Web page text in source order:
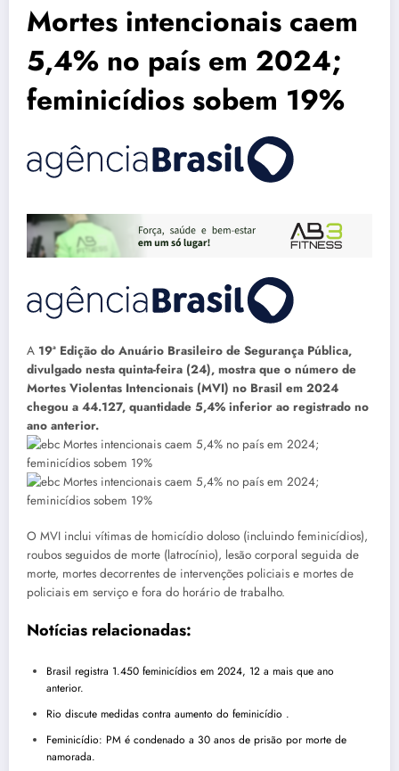
Mortes intencionais caem
5,4% no país em 2024;
feminicídios sobem 19%
A 19ª Edição do Anuário Brasileiro de Segurança Pública,
divulgado nesta quinta-feira (24), mostra que o número de
Mortes Violentas Intencionais (MVI) no Brasil em 2024
chegou a 44.127, quantidade 5,4% inferior ao registrado no
ano anterior.
O MVI inclui vítimas de homicídio doloso (incluindo feminicídios),
roubos seguidos de morte (latrocínio), lesão corporal seguida de
morte, mortes decorrentes de intervenções policiais e mortes de
policiais em serviço e fora do horário de trabalho.
Notícias relacionadas:
Brasil registra 1.450 feminicídios em 2024, 12 a mais que ano
anterior.
Rio discute medidas contra aumento do feminicídio .
Feminicídio: PM é condenado a 30 anos de prisão por morte de
namorada.